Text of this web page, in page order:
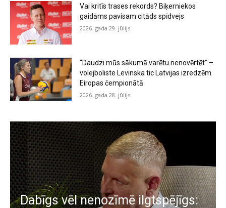
Vai kritīs trases rekords? Biķerniekos
gaidāms pavisam citāds spīdvejs
2026. gada 29. jūlijs
“Daudzi mūs sākumā varētu nenovērtēt” –
volejboliste Levinska tic Latvijas izredzēm
Eiropas čempionātā
2026. gada 28. jūlijs
Dabīgs vēl nenozīmē ilgtspējīgs: